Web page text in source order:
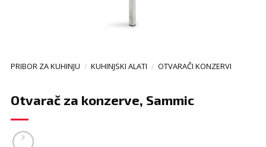
PRIBOR ZA KUHINJU / KUHINJSKI ALATI / OTVARAČI KONZERVI
Otvarač za konzerve, Sammic